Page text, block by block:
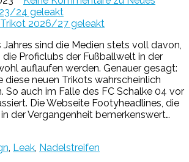
24 geleakt
sind die Medien stets voll davon,
Proficlubs der Fußballwelt in der
auflaufen werden. Genauer gesagt:
diese neuen Trikots wahrscheinlich
So auch im Falle des FC Schalke 04 vor
Die Webseite Footyheadlines, die
der Vergangenheit bemerkenswert…
Leak Nadelstreifen